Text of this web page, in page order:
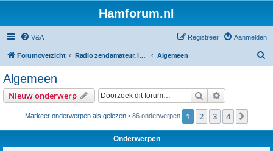
Hamforum.nl
V&A Aanmelden
Registreer
Forumoverzicht Radio zendamateur, luisteramateur en elektronica zelfbouw Algemeen
Algemeen
Nieuw onderwerp Zoek
Markeer onderwerpen als gelezen • 86 onderwerpen 1 2 3 4
Onderwerpen